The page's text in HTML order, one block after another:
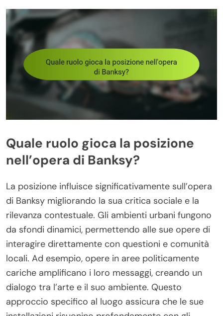
Quale ruolo gioca la posizione
nell’opera di Banksy?
La posizione influisce significativamente sull’opera
di Banksy migliorando la sua critica sociale e la
rilevanza contestuale. Gli ambienti urbani fungono
da sfondi dinamici, permettendo alle sue opere di
interagire direttamente con questioni e comunità
locali. Ad esempio, opere in aree politicamente
cariche amplificano i loro messaggi, creando un
dialogo tra l’arte e il suo ambiente. Questo
approccio specifico al luogo assicura che le sue